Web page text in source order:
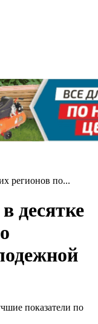
регионов по...
десятке
показатели по